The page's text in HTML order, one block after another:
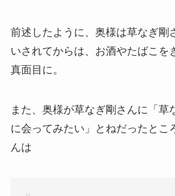
前述したように、奥様は草なぎ剛
いされてからは、お酒やたばこを
真面目に。
また、奥様が草なぎ剛さんに「草
に会ってみたい」とねだったとこ
んは